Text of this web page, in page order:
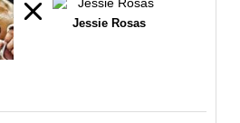
Jessie Rosas